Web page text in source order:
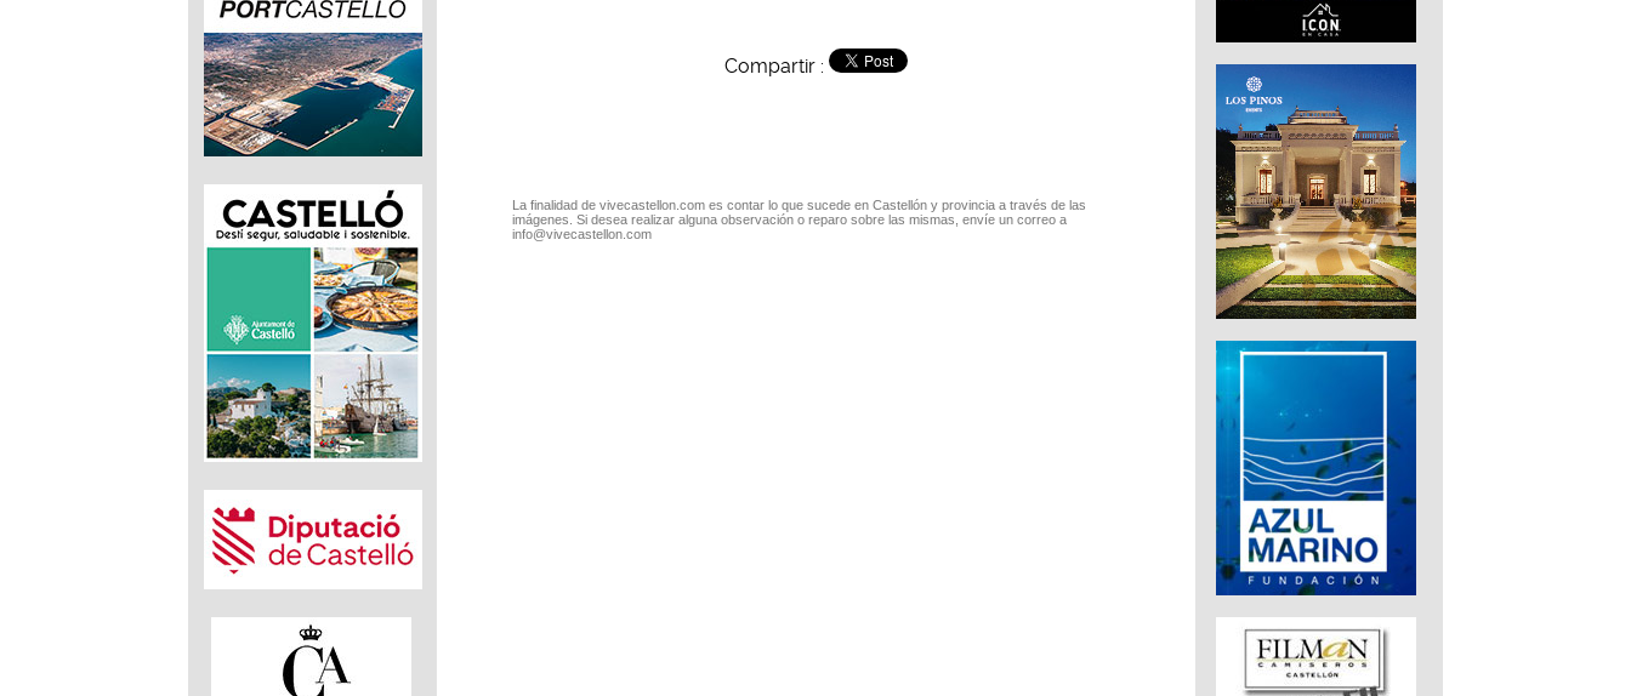
Compartir :
La finalidad de vivecastellon.com es contar lo que sucede en Castellón y provincia a través de las
imágenes. Si desea realizar alguna observación o reparo sobre las mismas, envíe un correo a
info@vivecastellon.com